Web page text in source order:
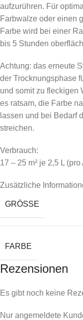
aufzurühren. Für
Farbwalze oder einen
Farbe wird bei einer
bis 5 Stunden
Achtung: das erneute
der Trocknungsphase
und somit zu fleckigen
es ratsam, die Farbe
lassen und bei Bedarf
streichen.
Verbrauch:
17 – 25 m² je 2,5 L (pro
Zusätzliche
GRÖSSE
FARBE
Rezensionen
Es gibt noch keine
Nur angemeldete